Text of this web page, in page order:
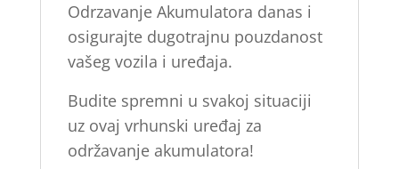
Odrzavanje Akumulatora danas i
osigurajte dugotrajnu pouzdanost
vašeg vozila i uređaja.
Budite spremni u svakoj situaciji
uz ovaj vrhunski uređaj za
održavanje akumulatora!